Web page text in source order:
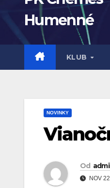
Humenné
KLUB
NOVINKY
Od
NOV